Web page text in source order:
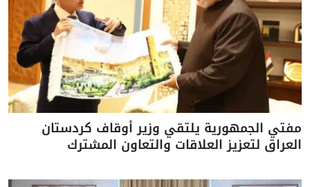
مفتي الجمهورية يلتقي وزير أوقاف كردستان
العراق لتعزيز العلاقات والتعاون المشترك